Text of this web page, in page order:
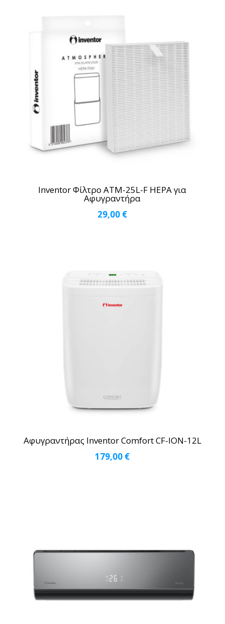
Inventor Φίλτρο ATM-25L-F HEPA για
Αφυγραντήρα
29,00 €
Αφυγραντήρας Inventor Comfort CF-ION-12L
179,00 €